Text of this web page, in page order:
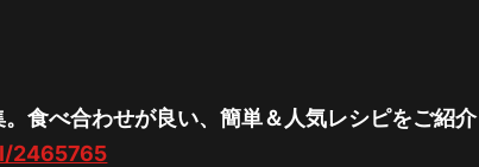
食べ合わせが良い、簡単＆人気レシピをご紹介
2465765